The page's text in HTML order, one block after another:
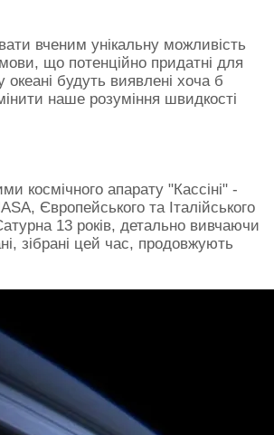
вченим унікальну можливість
що потенційно придатні для
будуть виявлені хоча б
наше розуміння швидкості
космічного апарату "Кассіні" -
Європейського та Італійського
13 років, детально вивчаючи
зібрані цей час, продовжують